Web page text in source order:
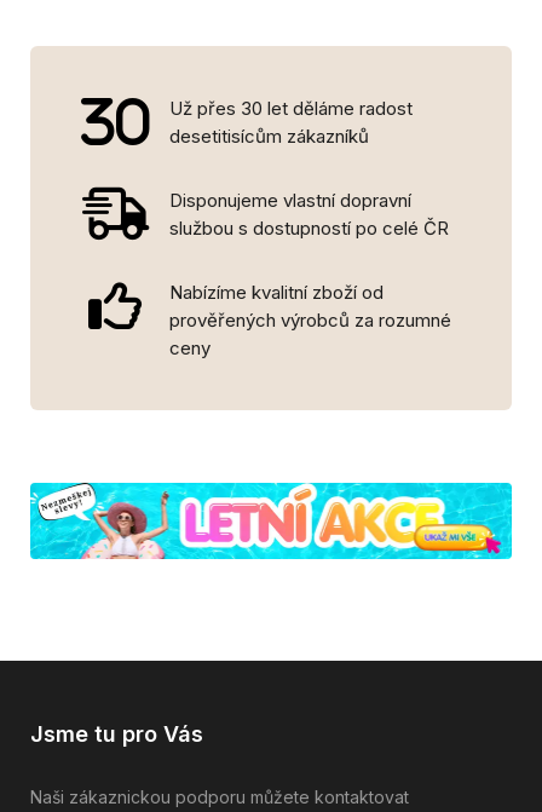
Už přes 30 let děláme radost
desetitisícům zákazníků
Disponujeme vlastní dopravní
službou s dostupností po celé ČR
Nabízíme kvalitní zboží od
prověřených výrobců za rozumné
ceny
Jsme tu pro Vás
Naši zákaznickou podporu můžete kontaktovat